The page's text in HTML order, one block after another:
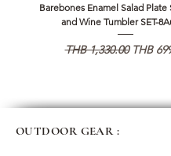
Barebones Enamel Salad Plate
and Wine Tumbler SET-
通常価格
THB 1,330.00 セール
THB
OUTDOOR GEAR :